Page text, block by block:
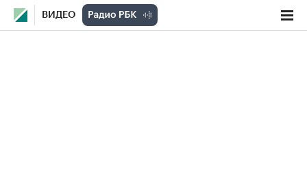
ВИДЕО